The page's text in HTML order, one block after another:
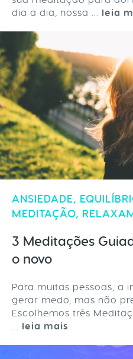
dia a dia, nossa ... leia
ANSIEDADE,
MEDITAÇÃO,
3 Meditações
o novo
Para muitas pessoas, a
gerar medo, mas não
Escolhemos três
... leia mais